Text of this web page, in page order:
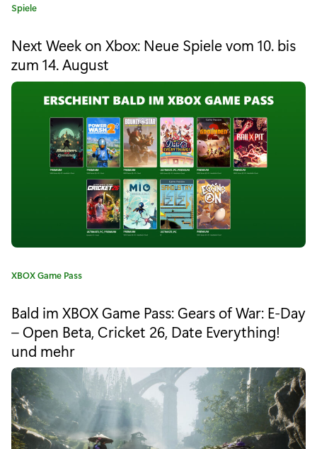
d
r
e
e
G
u
y
v
r
l
i
h
e
K
e
g
o
Spiele
Next Week on Xbox: Neue Spiele vom 10. bis
zum 14. August
K
e
g
o
e
:
XBOX Game Pass
Bald im XBOX Game Pass: Gears of War: E-Day
– Open Beta, Cricket 26, Date Everything!
und mehr